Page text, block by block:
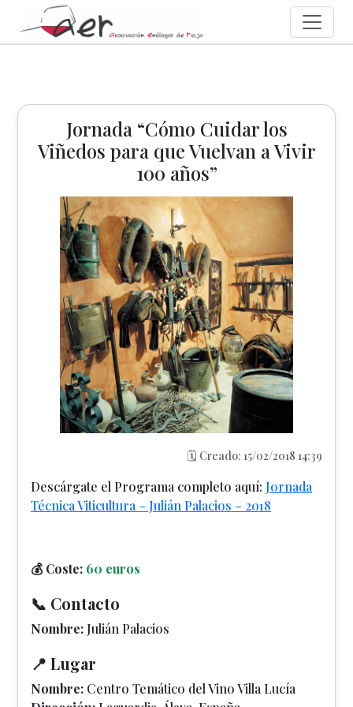
Jornada “Cómo Cuidar los
Viñedos para que Vuelvan a Vivir
100 años”
🗓️ Creado: 15/02/2018 14:39
Descárgate el Programa completo aquí: Jornada
Técnica Viticultura – Julián Palacios – 2018
💰 Coste: 60 euros
📞 Contacto
Nombre: Julián Palacios
📍 Lugar
Nombre: Centro Temático del Vino Villa Lucía